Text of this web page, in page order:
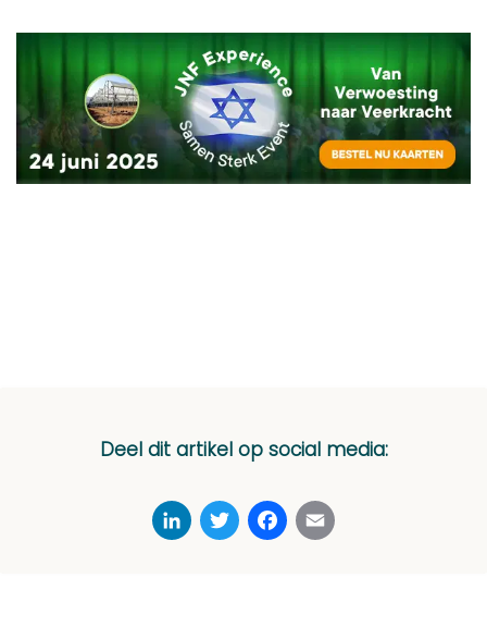
Deel dit artikel op social media:
LinkedInTwitterFacebook